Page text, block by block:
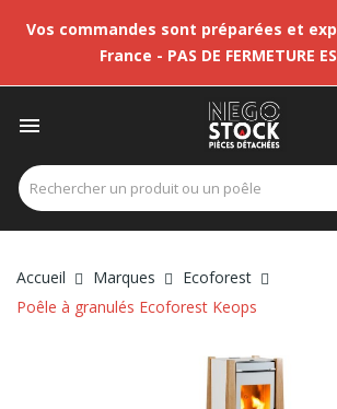
Vos commandes sont préparées et
France - PAS DE FERMETURE

Accueil Marques
Ecoforest
Poêle à granulés Ecoforest Keops